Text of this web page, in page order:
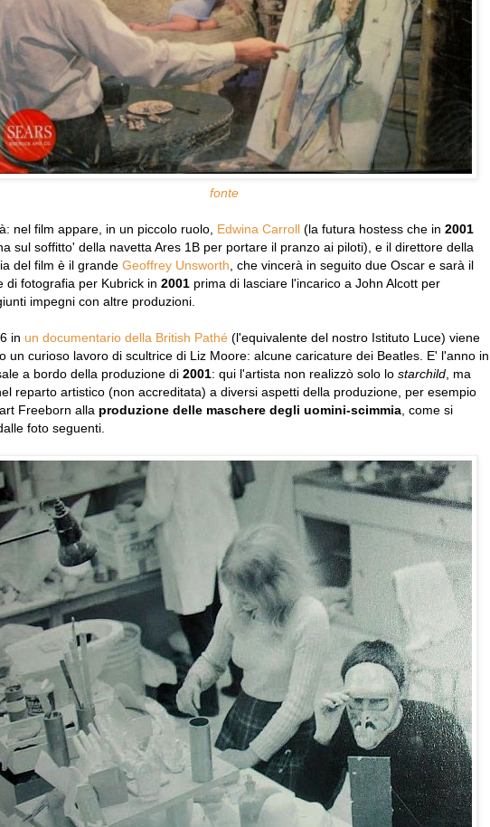
fonte
nel film appare, in un piccolo ruolo, Edwina Carroll (la futura hostess che in 2001
sul soffitto' della navetta Ares 1B per portare il pranzo ai piloti), e il direttore della
del film è il grande Geoffrey Unsworth , che vincerà in seguito due Oscar e sarà il
di fotografia per Kubrick in 2001 prima di lasciare l'incarico a John Alcott per
impegni con altre produzioni.
in un documentario della British Pathé (l'equivalente del nostro Istituto Luce) viene
un curioso lavoro di scultrice di Liz Moore: alcune caricature dei Beatles. E' l'anno in
a bordo della produzione di 2001: qui l'artista non realizzò solo lo starchild , ma
reparto artistico (non accreditata) a diversi aspetti della produzione, per esempio
Freeborn alla produzione delle maschere degli uomini-scimmia , come si
foto seguenti.